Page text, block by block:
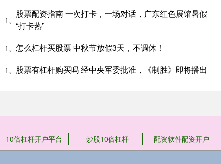
1、
股票配资指南 一次打卡，一场对话，广东红色展馆暑假
“打卡热”
1、 怎么杠杆买股票 中秋节放假3天，不调休！
1、 股票有杠杆购买吗 经中央军委批准，《制胜》即将播出
10倍杠杆开户平台 炒股10倍杠杆 配资软件配资开户